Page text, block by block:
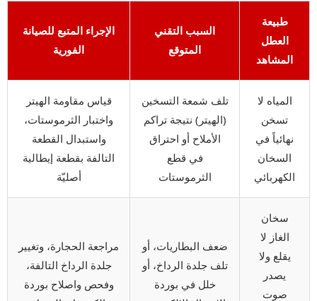
طبيعة
العطل
المشاهد
السبب التقني
المتوقع
الإجراء المتبع للصيانة
الفورية
المياه لا
تسخن
نهائياً في
السخان
الكهربائي
تلف شمعة التسخين
(الهيتر) نتيجة تراكم
الأملاح أو احتراق
في قطع
الثرموستات
قياس مقاومة الهيتر
واختبار الثرموستات،
واستبدال القطعة
التالفة بقطعة إيطالية
أصليّة
سخان
الغاز لا
يقلع ولا
يصدر
صوت
ضعف البطاريات، أو
تلف جلدة الرداخ، أو
خلل في بوردة
مراجعة الحجارة، وتغيير
جلدة الرداخ التالفة،
وفحص واصلاح بوردة